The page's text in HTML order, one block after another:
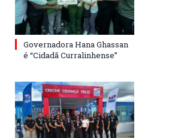
Governadora Hana Ghassan
é “Cidadã Curralinhense”